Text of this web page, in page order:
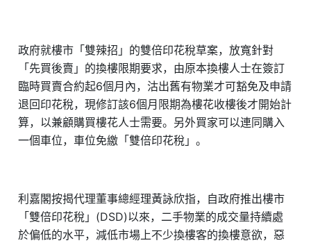
政府就樓市「雙辣招」的雙倍印花稅草案，放寬針對
「先買後賣」的換樓限期要求，由原本換樓人士在簽訂
臨時買賣合約起6個月內，沽出舊有物業才可豁免及申請
退回印花稅，現修訂該6個月限期為樓花收樓後才開始計
算，以兼顧購買樓花人士需要。另外買家可以連同購入
一個車位，車位免繳「雙倍印花稅」。
利嘉閣按揭代理董事總經理黃詠欣指，自政府推出樓市
「雙倍印花稅」(DSD)以來，二手物業的成交量持續處
於偏低的水平，減低市場上不少換樓客的換樓意欲，惡